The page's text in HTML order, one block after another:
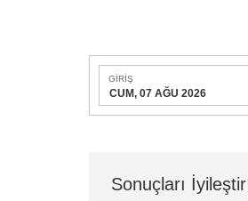
GIRIŞ
CUM, 07 AĞU 2026
Sonuçları İyileştir